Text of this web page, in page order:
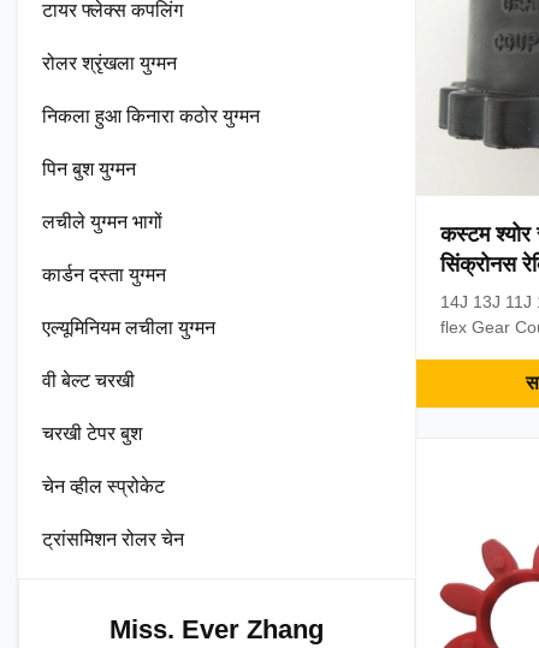
टायर फ्लेक्स कपलिंग
रोलर श्रृंखला युग्मन
निकला हुआ किनारा कठोर युग्मन
पिन बुश युग्मन
लचीले युग्मन भागों
कार्डन दस्ता युग्मन
एल्यूमिनियम लचीला युग्मन
वी बेल्ट चरखी
चरखी टेपर बुश
चेन व्हील स्प्रोकेट
ट्रांसमिशन रोलर चेन
Miss. Ever Zhang
कस्टम श्योर
सिंक्रोनस
14J 13J 11J
flex Gear
Hytrel
torque is
Coupling
Silicone,
HNBR, IIR,